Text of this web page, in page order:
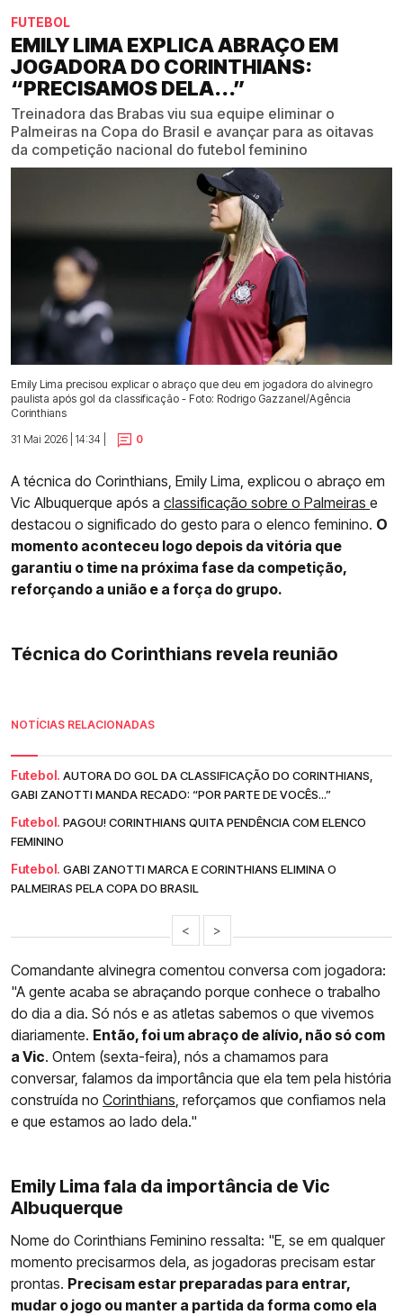
FUTEBOL
EMILY LIMA EXPLICA ABRAÇO EM
JOGADORA DO CORINTHIANS:
“PRECISAMOS DELA...”
Treinadora das Brabas viu sua equipe eliminar o
Palmeiras na Copa do Brasil e avançar para as oitavas
da competição nacional do futebol feminino
Emily Lima precisou explicar o abraço que deu em jogadora do alvinegro
paulista após gol da classificação - Foto: Rodrigo Gazzanel/Agência
Corinthians
31 Mai 2026 | 14:34 |
0
A técnica do Corinthians, Emily Lima, explicou o abraço em
Vic Albuquerque após a classificação sobre o Palmeiras e
destacou o significado do gesto para o elenco feminino. O
momento aconteceu logo depois da vitória que
garantiu o time na próxima fase da competição,
reforçando a união e a força do grupo.
Técnica do Corinthians revela reunião
NOTÍCIAS RELACIONADAS
Futebol. AUTORA DO GOL DA CLASSIFICAÇÃO DO CORINTHIANS,
GABI ZANOTTI MANDA RECADO: “POR PARTE DE VOCÊS...”
Futebol. PAGOU! CORINTHIANS QUITA PENDÊNCIA COM ELENCO
FEMININO
Futebol. GABI ZANOTTI MARCA E CORINTHIANS ELIMINA O
PALMEIRAS PELA COPA DO BRASIL
< >
Comandante alvinegra comentou conversa com jogadora:
"A gente acaba se abraçando porque conhece o trabalho
do dia a dia. Só nós e as atletas sabemos o que vivemos
diariamente. Então, foi um abraço de alívio, não só com
a Vic. Ontem (sexta-feira), nós a chamamos para
conversar, falamos da importância que ela tem pela história
construída no Corinthians , reforçamos que confiamos nela
e que estamos ao lado dela."
Emily Lima fala da importância de Vic
Albuquerque
Nome do Corinthians Feminino ressalta: "E, se em qualquer
momento precisarmos dela, as jogadoras precisam estar
prontas. Precisam estar preparadas para entrar,
mudar o jogo ou manter a partida da forma como ela